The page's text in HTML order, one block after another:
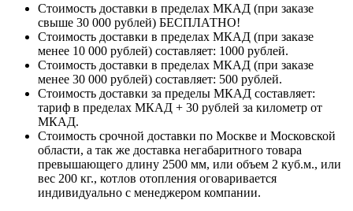
Стоимость доставки в пределах МКАД (при заказе
свыше 30 000 рублей) БЕСПЛАТНО!
Стоимость доставки в пределах МКАД (при заказе
менее 10 000 рублей) составляет: 1000 рублей.
Стоимость доставки в пределах МКАД (при заказе
менее 30 000 рублей) составляет: 500 рублей.
Стоимость доставки за пределы МКАД составляет:
тариф в пределах МКАД + 30 рублей за километр от
МКАД.
Стоимость срочной доставки по Москве и Московской
области, а так же доставка негабаритного товара
превышающего длину 2500 мм, или объем 2 куб.м., или
вес 200 кг., котлов отопления оговаривается
индивидуально с менеджером компании.